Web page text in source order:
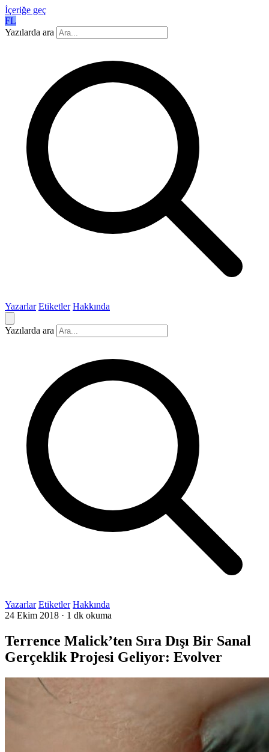
İçeriğe geç
FL
Yazılarda ara
Yazarlar Etiketler Hakkında
Yazılarda ara
Yazarlar Etiketler Hakkında
24 Ekim 2018 · 1 dk okuma
Terrence Malick’ten Sıra Dışı Bir Sanal
Gerçeklik Projesi Geliyor: Evolver